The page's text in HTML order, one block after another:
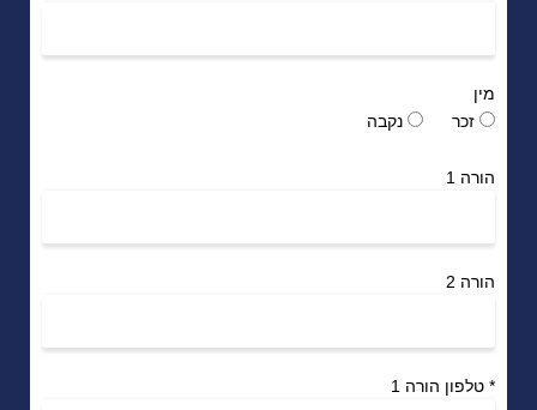
מין
זכר
נקבה
הורה 1
הורה 2
* טלפון הורה 1